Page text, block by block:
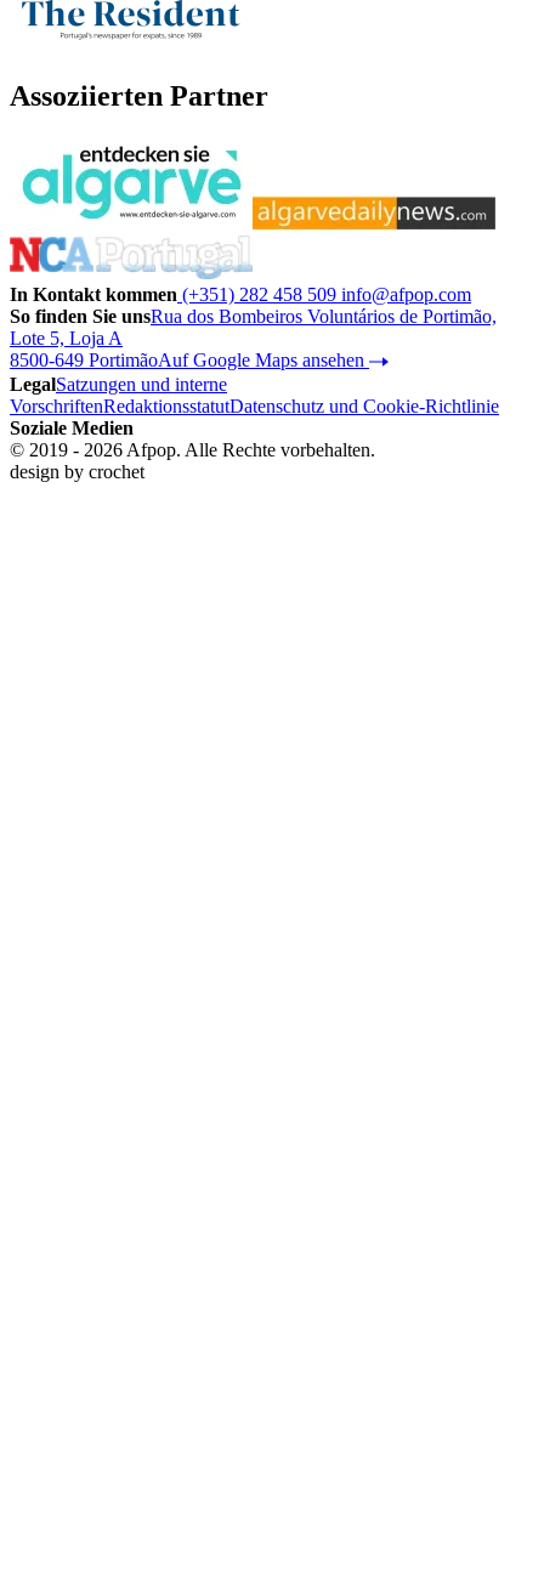
Assoziierten Partner
In Kontakt kommen (+351) 282 458 509 info@afpop.com
So finden Sie unsRua dos Bombeiros Voluntários de Portimão,
Lote 5, Loja A
8500-649 PortimãoAuf Google Maps ansehen
LegalSatzungen und interne
VorschriftenRedaktionsstatutDatenschutz und Cookie-Richtlinie
Soziale Medien
© 2019 - 2026 Afpop. Alle Rechte vorbehalten.
design by crochet